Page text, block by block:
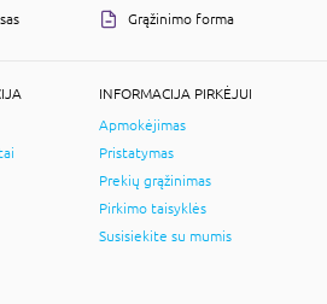
Grąžinimo forma
INFORMACIJA PIRKĖJUI
Apmokėjimas
Pristatymas
Prekių grąžinimas
Pirkimo taisyklės
Susisiekite su mumis